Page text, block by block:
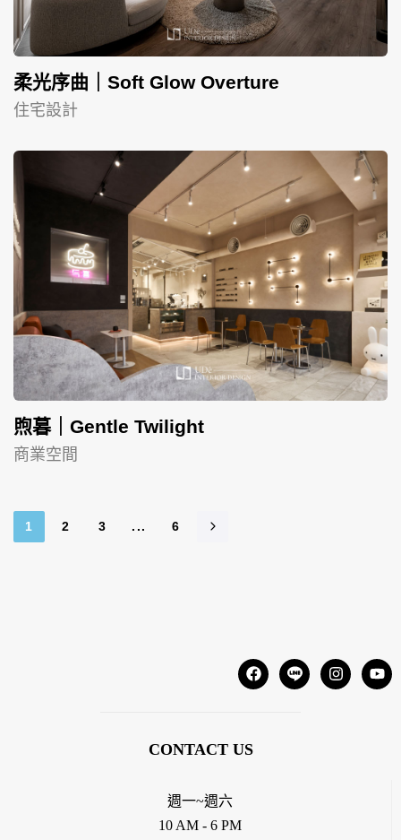
柔光序曲｜Soft Glow Overture
住宅設計
煦暮｜Gentle Twilight
商業空間
1 2 3 ... 6
CONTACT US
週一~週六
10 AM - 6 PM